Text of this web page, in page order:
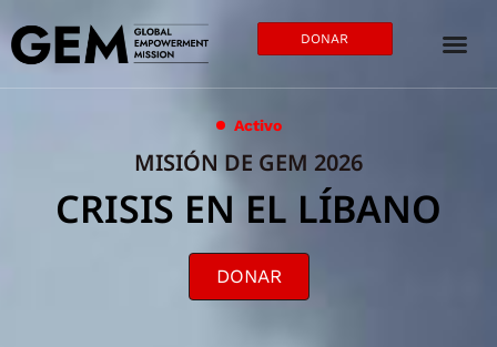
DONAR
Activo
MISIÓN DE GEM 2026
CRISIS EN EL LÍBANO
DONAR